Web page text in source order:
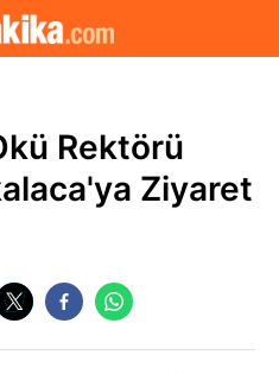
Rektörü
Ziyaret